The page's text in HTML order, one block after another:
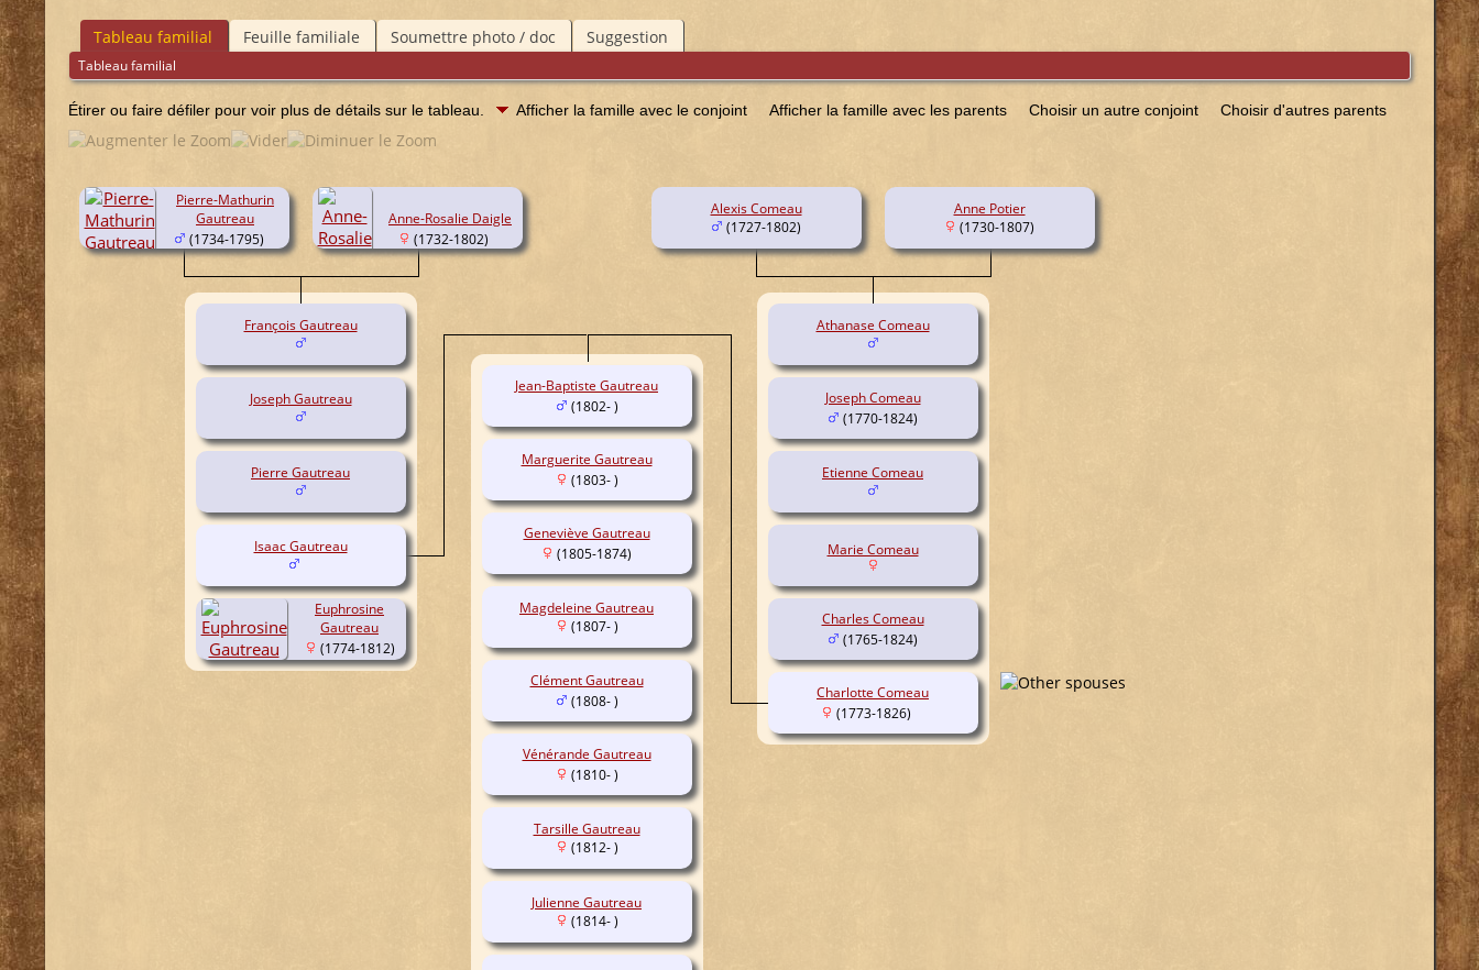
Tableau familial Feuille familiale Soumettre photo / doc Suggestion
Tableau familial
Étirer ou faire défiler pour voir plus de détails sur le tableau. Afficher la famille avec le conjoint Afficher la famille avec les parents Choisir un autre conjoint Choisir d'autres parents
Pierre-Mathurin
Gautreau
(1734-1795)
Anne-Rosalie Daigle
(1732-1802)
François Gautreau
Joseph Gautreau
Pierre Gautreau
Euphrosine
Gautreau
(1774-1812)
Alexis Comeau
(1727-1802)
Anne Potier
(1730-1807)
Athanase Comeau
Joseph Comeau
(1770-1824)
Etienne Comeau
Marie Comeau
Charles Comeau
(1765-1824)
Isaac Gautreau
Charlotte Comeau
(1773-1826)
Jean-Baptiste Gautreau
(1802- )
Marguerite Gautreau
(1803- )
Geneviève Gautreau
(1805-1874)
Magdeleine Gautreau
(1807- )
Clément Gautreau
(1808- )
Vénérande Gautreau
(1810- )
Tarsille Gautreau
(1812- )
Julienne Gautreau
(1814- )